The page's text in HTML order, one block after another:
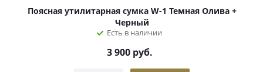
Поясная утилитарная сумка W-1 Темная Олива +
Черный
Есть в наличии
3 900 руб.